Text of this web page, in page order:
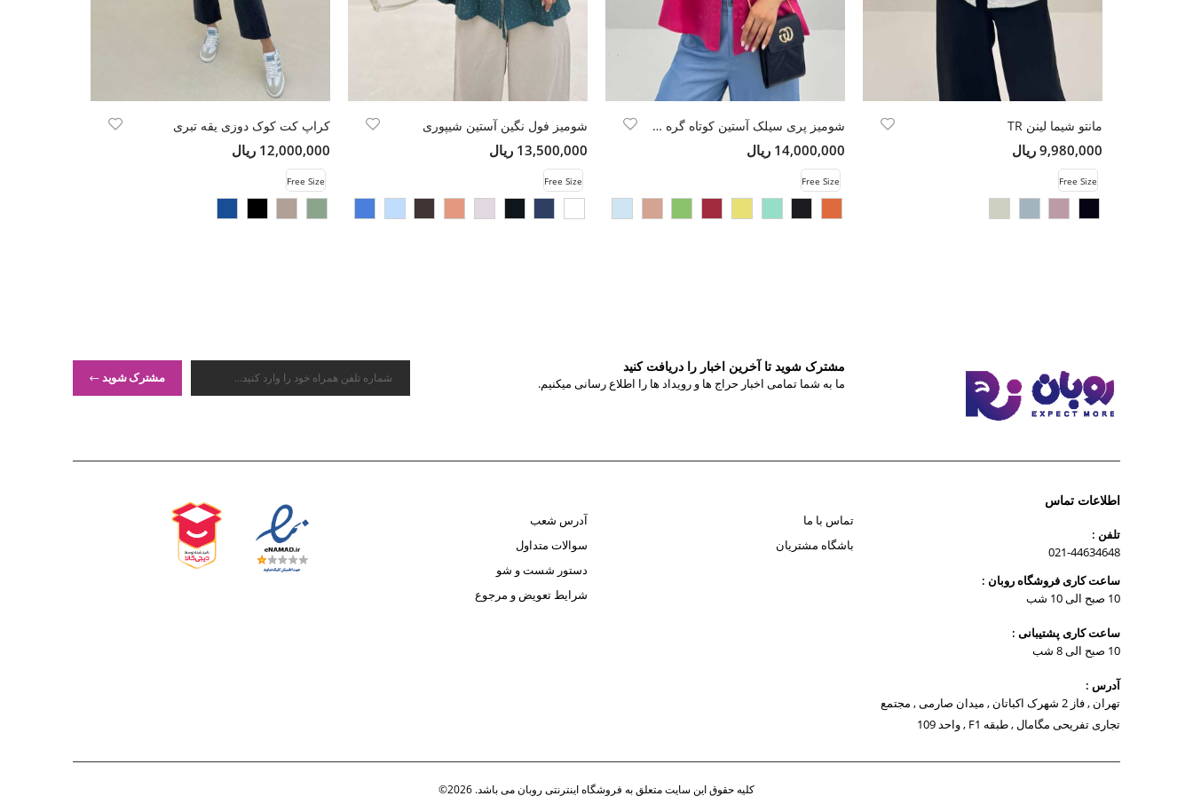
مانتو شیما لینن TR
9,980,000 ریال
Free Size
شومیز پری سیلک آستین کوتاه گره ای
14,000,000 ریال
Free Size
شومیز فول نگین آستین شیپوری
13,500,000 ریال
Free Size
کراپ کت کوک دوزی یقه تبری
12,000,000 ریال
Free Size
مشترک شوید تا آخرین اخبار را دریافت کنید
ما به شما تمامی اخبار حراج ها و رویداد ها را اطلاع رسانی میکنیم. مشترک شوید
اطلاعات تماس
تلفن :
021-44634648
ساعت کاری فروشگاه روبان :
10 صبح الی 10 شب
ساعت کاری پشتیبانی :
10 صبح الی 8 شب
آدرس :
تهران , فاز 2 شهرک اکباتان , میدان صارمی , مجتمع
تجاری تفریحی مگامال , طبقه F1 , واحد 109
تماس با ما
باشگاه مشتریان
آدرس شعب
سوالات متداول
دستور شست و شو
شرایط تعویض و مرجوع
کلیه حقوق این سایت متعلق به فروشگاه اینترنتی روبان می باشد. 2026©